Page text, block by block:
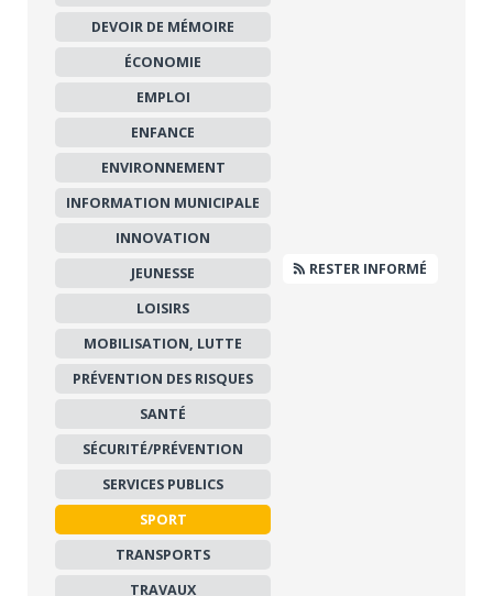
DEVOIR DE MÉMOIRE
ÉCONOMIE
EMPLOI
ENFANCE
ENVIRONNEMENT
INFORMATION MUNICIPALE
INNOVATION
JEUNESSE
LOISIRS
MOBILISATION, LUTTE
PRÉVENTION DES RISQUES
SANTÉ
SÉCURITÉ/PRÉVENTION
SERVICES PUBLICS
SPORT
TRANSPORTS
TRAVAUX
RESTER INFORMÉ